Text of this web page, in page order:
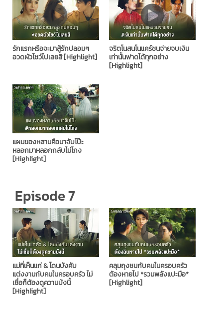
รักแรกหรือจะมาสู้รักปลอมๆ
อวดผัวโชว์ไปเลยสิ [Highlight]
จริตโนสนโนแคร์ชนจ่ายจบเงิน
เท่านั้นฟาดได้ทุกอย่าง
[Highlight]
แผนของหลานคือมาจับโป๊ะ
หลอกมาหลอกกลับไม่โกง
[Highlight]
Episode 7
แม่ที่เห็นแก่ & โดนบังคับ
แต่งงานกับคนในครอบครัว ไม่
เชื่อก็ต้องดูความบ้งนี้
[Highlight]
คลุมถุงชนกับคนในครอบครัว
ต้องหายไป *รวมพลังแปะมือ*
[Highlight]